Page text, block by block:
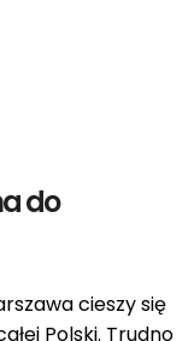
do
cieszy się
Polski. Trudno